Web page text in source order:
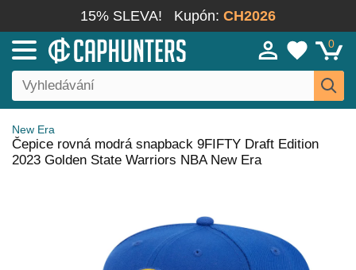
15% SLEVA! Kupón: CH2026
0
New Era
Čepice rovná modrá snapback 9FIFTY Draft Edition
2023 Golden State Warriors NBA New Era